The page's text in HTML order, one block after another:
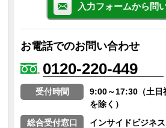
入力フォームから問
お電話でのお問い合わせ
0120-220-449
受付時間
9:00～17:30（土日
を除く）
総合受付窓口
インサイドビジネ